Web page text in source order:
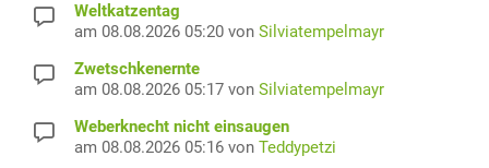
Weltkatzentag
am 08.08.2026 05:20 von Silviatempelmayr
Zwetschkenernte
am 08.08.2026 05:17 von Silviatempelmayr
Weberknecht nicht einsaugen
am 08.08.2026 05:16 von Teddypetzi